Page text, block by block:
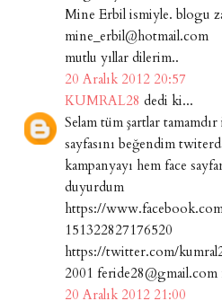
Mine Erbil ismiyle. blogu
mine_erbil@hotmail.com
mutlu yıllar dilerim..
20 Aralık 2012 20:57
KUMRAL28 dedi ki...
Selam tüm şartlar
sayfasını beğendim
kampanyayı hem face
duyurdum
https://
151322827176520
https://twitter.com/
2001 feride28@gmail.com
20 Aralık 2012 21:00